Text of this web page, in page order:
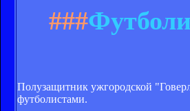
###
Полузащитник ужгородской
футболистами.